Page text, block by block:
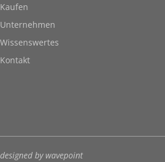
Kaufen
Unternehmen
Wissenswertes
Kontakt
designed by wavepoint